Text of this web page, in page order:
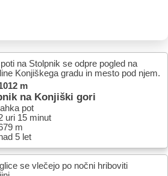
m
na Konjiški gori
lahka pot
uri 15 minut
m
5 let